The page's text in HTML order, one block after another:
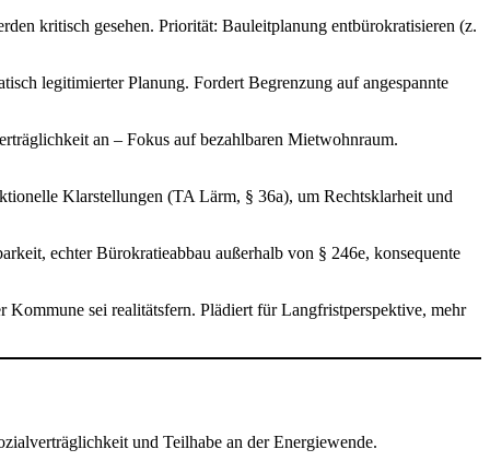
kritisch gesehen. Priorität: Bauleitplanung entbürokratisieren (z.
legitimierter Planung. Fordert Begrenzung auf angespannte
an – Fokus auf bezahlbaren Mietwohnraum.
Klarstellungen (TA Lärm, § 36a), um Rechtsklarheit und
echter Bürokratieabbau außerhalb von § 246e, konsequente
sei realitätsfern. Plädiert für Langfristperspektive, mehr
und Teilhabe an der Energiewende.